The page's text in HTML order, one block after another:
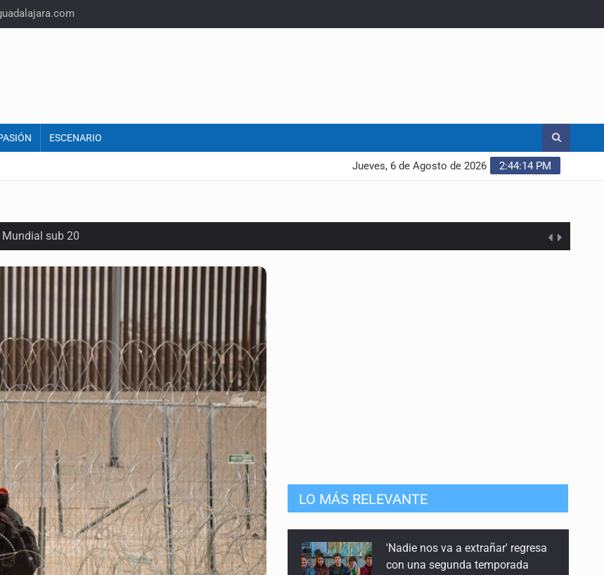
ESCENARIO
2:44:15 PM
Jueves, 6 de Agosto de 2026
sub 20
y Hegseth por falta de municiones
liberación de Ernesto Ruffo
mdp
país para vivir
acusan fallas estructurales
segunda temporada
LO MÁS RELEVANTE
México golea a Panamá y se
clasifica al Mundial sub 20